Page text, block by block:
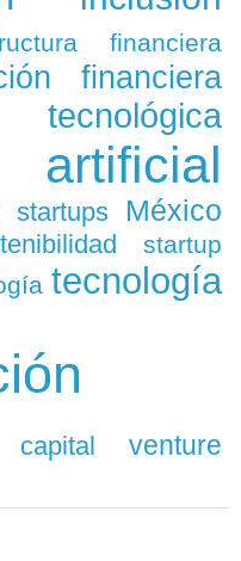
financiera
financiera
artificial
startups México
startup
tecnología
capital
venture